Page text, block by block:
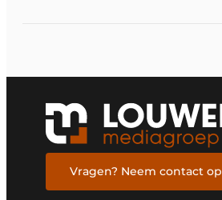
Vragen? Neem contact op